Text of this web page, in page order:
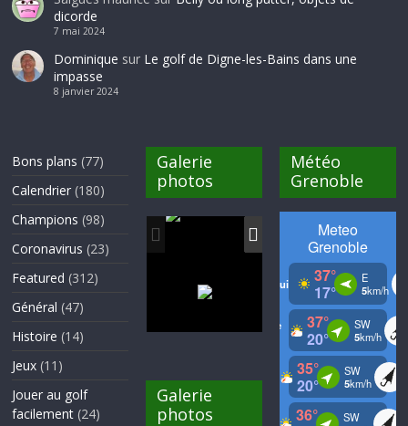
dicorde
7 mai 2024
Dominique sur Le golf de Digne-les-Bains dans une
impasse
8 janvier 2024
Bons plans (77)
Calendrier (180)
Champions (98)
Coronavirus (23)
Featured (312)
Général (47)
Histoire (14)
Jeux (11)
Jouer au golf
facilement (24)
Galerie
photos
Galerie
photos
Météo
Grenoble